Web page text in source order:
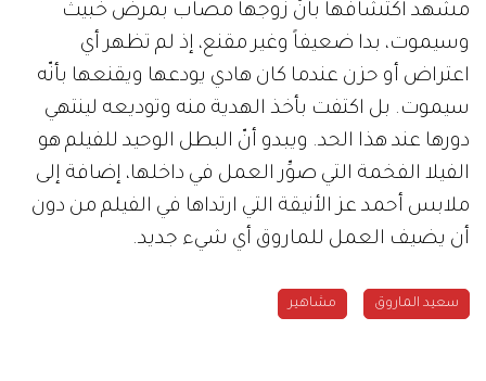
مشهد اكتشافها بأنّ زوجها مصاب بمرض خبيث
وسيموت، بدا ضعيفاً وغير مقنع، إذ لم تظهر أي
اعتراض أو حزن عندما كان هادي يودعها ويقنعها بأنّه
سيموت. بل اكتفت بأخذ الهدية منه وتوديعه لينتهي
دورها عند هذا الحد. ويبدو أنّ البطل الوحيد للفيلم هو
الفيلا الفخمة التي صوِّر العمل في داخلها، إضافة إلى
ملابس أحمد عز الأنيقة التي ارتداها في الفيلم من دون
أن يضيف العمل للماروق أي شيء جديد.
سعيد الماروق مشاهير